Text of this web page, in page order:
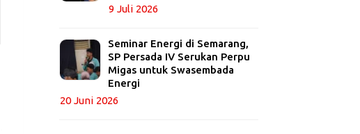
9 Juli 2026
Seminar Energi di Semarang,
SP Persada IV Serukan Perpu
Migas untuk Swasembada
Energi
20 Juni 2026